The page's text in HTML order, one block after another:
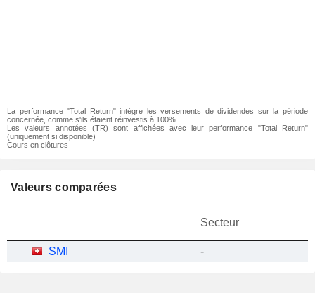
La performance "Total Return" intègre les versements de dividendes sur la période
concernée, comme s'ils étaient réinvestis à 100%.
Les valeurs annotées (TR) sont affichées avec leur performance "Total Return"
(uniquement si disponible)
Cours en clôtures
Valeurs comparées
Secteur
SMI -